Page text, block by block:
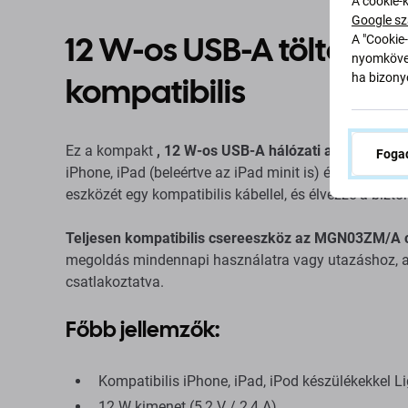
12 W-os USB-A
kompatibilis
Ez a kompakt , 12 W-os USB-A hálózati adapter
iPhone, iPad (beleértve az iPad minit is) és iPod
eszközét egy kompatibilis kábellel, és élvezze a
Teljesen kompatibilis csereeszköz az MGN03ZM/
megoldás mindennapi használatra vagy utazáshoz,
csatlakoztatva.
Főbb jellemzők:
Kompatibilis iPhone, iPad, iPod készülékekkel
Google
A
ha